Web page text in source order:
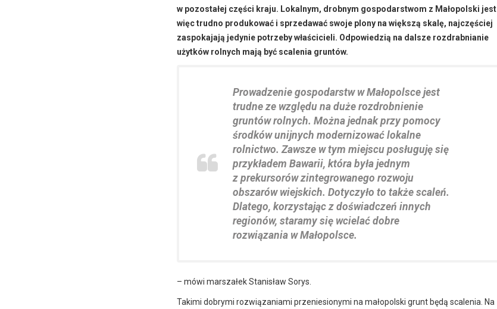
w pozostałej części kraju. Lokalnym, drobnym gospodarstwom z Małopolski jest
więc trudno produkować i sprzedawać swoje plony na większą skalę, najczęściej
zaspokajają jedynie potrzeby właścicieli. Odpowiedzią na dalsze rozdrabnianie
użytków rolnych mają być scalenia gruntów.
Prowadzenie gospodarstw w Małopolsce jest
trudne ze względu na duże rozdrobnienie
gruntów rolnych. Można jednak przy pomocy
środków unijnych modernizować lokalne
rolnictwo. Zawsze w tym miejscu posługuję się
przykładem Bawarii, która była jednym
z prekursorów zintegrowanego rozwoju
obszarów wiejskich. Dotyczyło to także scaleń.
Dlatego, korzystając z doświadczeń innych
regionów, staramy się wcielać dobre
rozwiązania w Małopolsce.
– mówi marszałek Stanisław Sorys.
Takimi dobrymi rozwiązaniami przeniesionymi na małopolski grunt będą scalenia. Na